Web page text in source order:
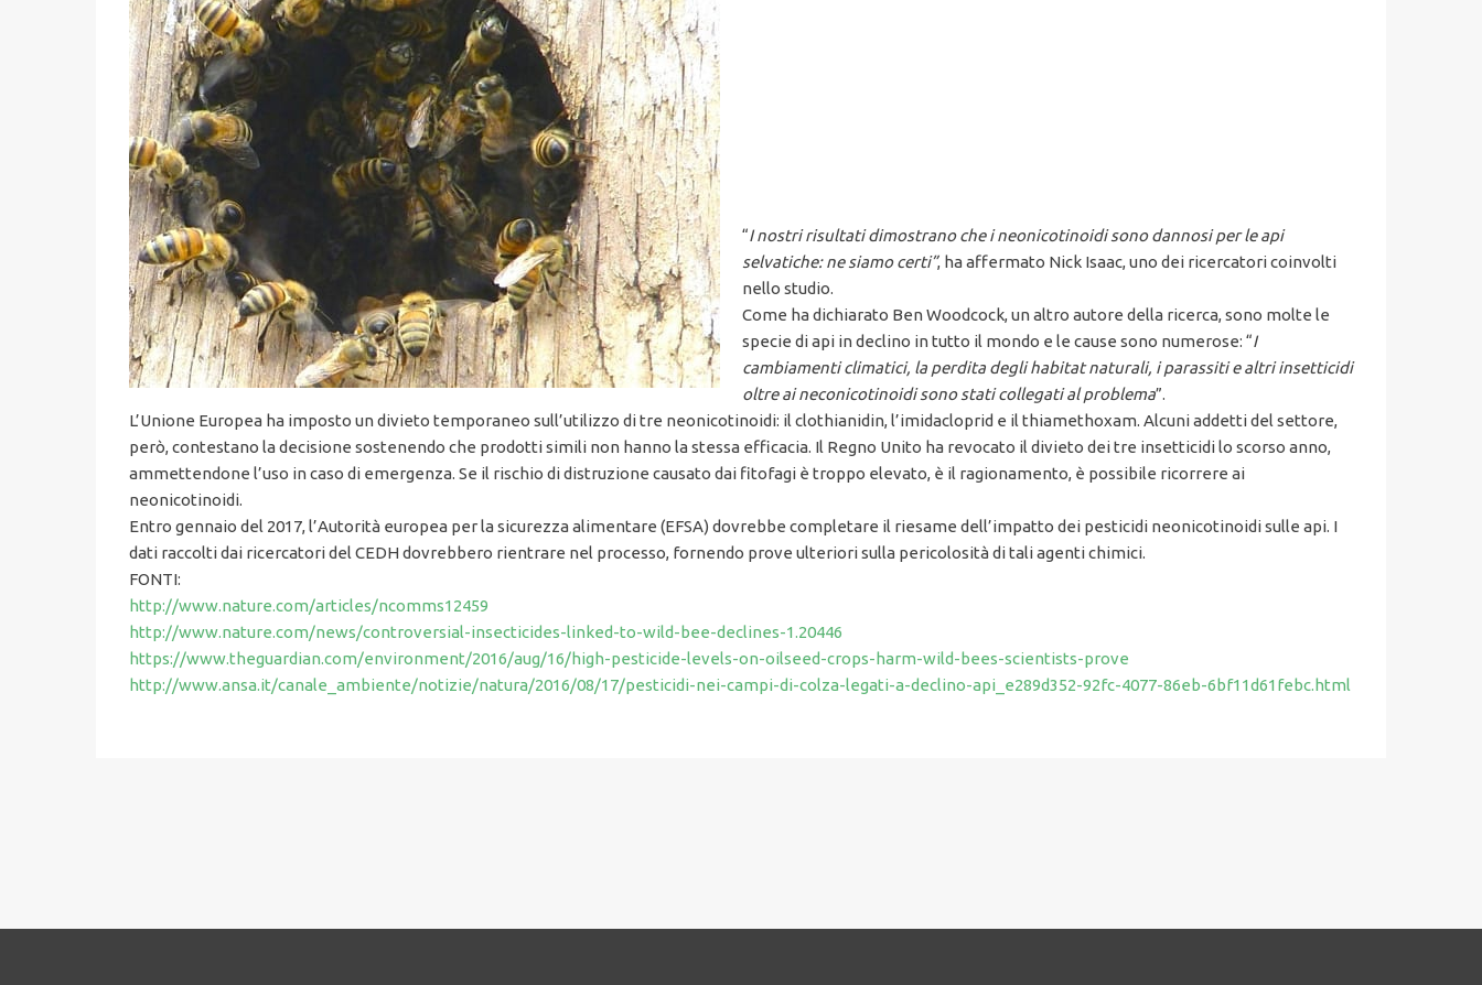
“I nostri risultati dimostrano che i neonicotinoidi sono dannosi per le api
selvatiche: ne siamo certi”, ha affermato Nick Isaac, uno dei ricercatori coinvolti
nello studio.
Come ha dichiarato Ben Woodcock, un altro autore della ricerca, sono molte le
specie di api in declino in tutto il mondo e le cause sono numerose: “I
cambiamenti climatici, la perdita degli habitat naturali, i parassiti e altri insetticidi
oltre ai neconicotinoidi sono stati collegati al problema”.
L’Unione Europea ha imposto un divieto temporaneo sull’utilizzo di tre neonicotinoidi: il clothianidin, l’imidacloprid e il thiamethoxam. Alcuni addetti del settore,
però, contestano la decisione sostenendo che prodotti simili non hanno la stessa efficacia. Il Regno Unito ha revocato il divieto dei tre insetticidi lo scorso anno,
ammettendone l’uso in caso di emergenza. Se il rischio di distruzione causato dai fitofagi è troppo elevato, è il ragionamento, è possibile ricorrere ai
neonicotinoidi.
Entro gennaio del 2017, l’Autorità europea per la sicurezza alimentare (EFSA) dovrebbe completare il riesame dell’impatto dei pesticidi neonicotinoidi sulle api. I
dati raccolti dai ricercatori del CEDH dovrebbero rientrare nel processo, fornendo prove ulteriori sulla pericolosità di tali agenti chimici.
FONTI:
http://www.nature.com/articles/ncomms12459
http://www.nature.com/news/controversial-insecticides-linked-to-wild-bee-declines-1.20446
https://www.theguardian.com/environment/2016/aug/16/high-pesticide-levels-on-oilseed-crops-harm-wild-bees-scientists-prove
http://www.ansa.it/canale_ambiente/notizie/natura/2016/08/17/pesticidi-nei-campi-di-colza-legati-a-declino-api_e289d352-92fc-4077-86eb-6bf11d61febc.html